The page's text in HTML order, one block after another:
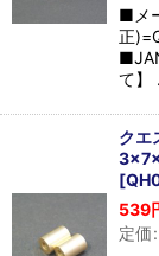
■メ
正
て】
クエ
[
539
定価: